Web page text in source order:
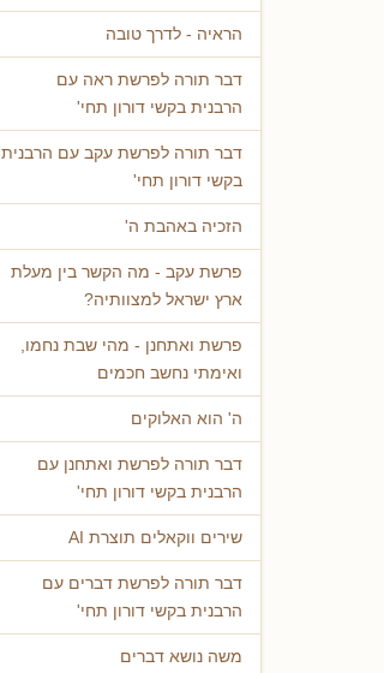
הראיה - לדרך טובה
דבר תורה לפרשת ראה עם
הרבנית בקשי דורון תחי'
דבר תורה לפרשת עקב עם הרבנית
בקשי דורון תחי'
הזכיה באהבת ה'
פרשת עקב - מה הקשר בין מעלת
ארץ ישראל למצוותיה?
פרשת ואתחנן - מהי שבת נחמו,
ואימתי נחשב חכמים
ה' הוא האלוקים
דבר תורה לפרשת ואתחנן עם
הרבנית בקשי דורון תחי'
שירים ווקאלים תוצרת AI
דבר תורה לפרשת דברים עם
הרבנית בקשי דורון תחי'
משה נושא דברים